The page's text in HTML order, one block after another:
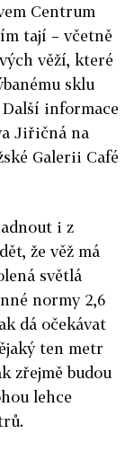
Centrum
tají – včetně
věží, které
sklu
informace
Jiřičná na
Galerii Café
i z
že věž má
světlá
normy 2,6
dá očekávat
ten metr
zřejmě budou
lehce